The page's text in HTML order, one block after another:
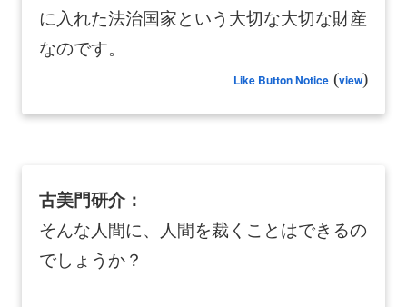
に入れた法治国家という大切な大切な財産
なのです。
Like Button Notice (view)
古美門研介：
そんな人間に、人間を裁くことはできるの
でしょうか？